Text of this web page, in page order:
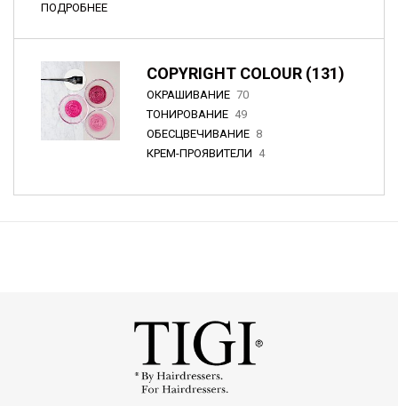
ПОДРОБНЕЕ
COPYRIGHT COLOUR (131)
ОКРАШИВАНИЕ 70
ТОНИРОВАНИЕ 49
ОБЕСЦВЕЧИВАНИЕ 8
КРЕМ-ПРОЯВИТЕЛИ 4